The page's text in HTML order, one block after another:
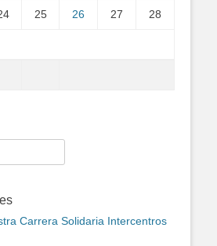
25 26 27 28
Carrera Solidaria Intercentros